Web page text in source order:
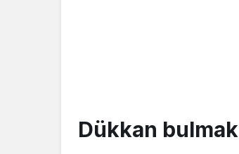
Dükkan bulmak